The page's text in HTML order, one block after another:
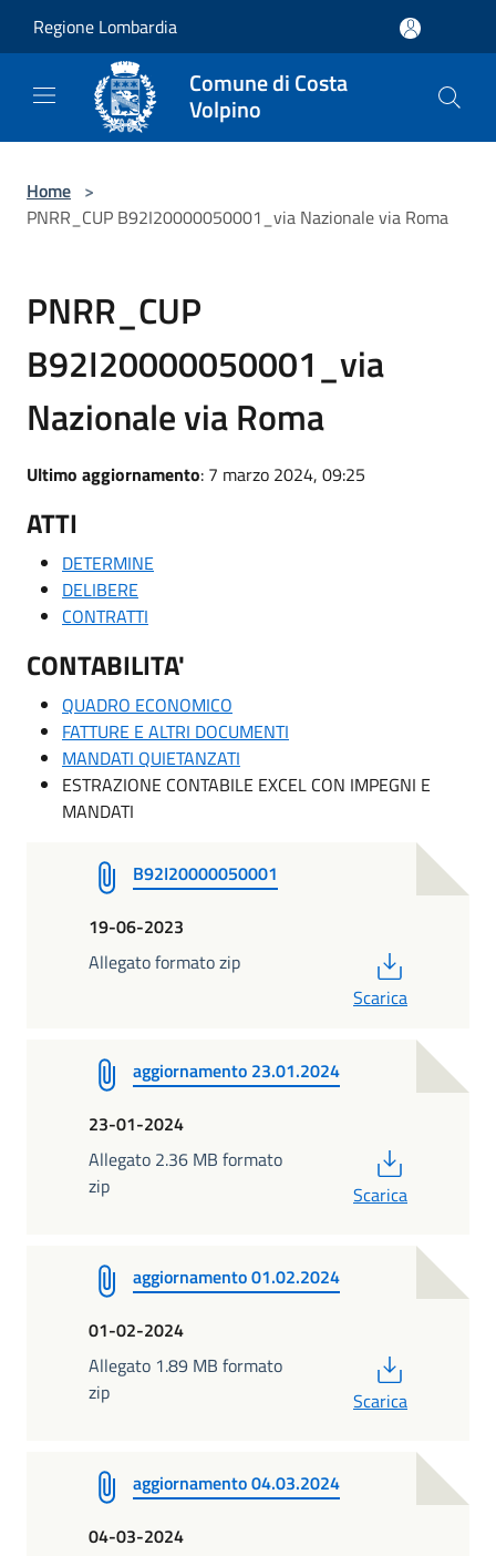
Regione Lombardia
Comune di Costa
Volpino
Home >
PNRR_CUP B92I20000050001_via Nazionale via Roma
PNRR_CUP
B92I20000050001_via
Nazionale via Roma
Ultimo aggiornamento: 7 marzo 2024, 09:25
ATTI
DETERMINE
DELIBERE
CONTRATTI
CONTABILITA'
QUADRO ECONOMICO
FATTURE E ALTRI DOCUMENTI
MANDATI QUIETANZATI
ESTRAZIONE CONTABILE EXCEL CON IMPEGNI E
MANDATI
B92I20000050001
19-06-2023
Allegato formato zip
Scarica
aggiornamento 23.01.2024
23-01-2024
Allegato 2.36 MB formato
zip
Scarica
aggiornamento 01.02.2024
01-02-2024
Allegato 1.89 MB formato
zip
Scarica
aggiornamento 04.03.2024
04-03-2024